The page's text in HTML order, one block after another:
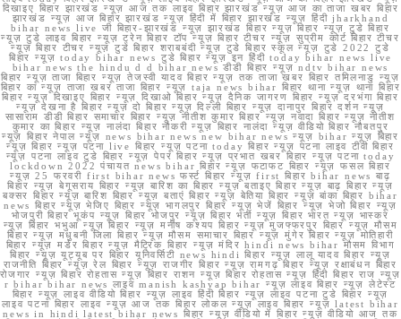
दिखाइए बिहार झारखंड न्यूज़ आज तक लाइव बिहार झारखंड न्यूज़ आज का ताजा खबर बिहार
झारखंड न्यूज़ आज बिहार झारखंड न्यूज़ हिंदी में बिहार झारखंड न्यूज़ हिंदी jharkhand
bihar news live जी बिहार-झारखंड न्यूज़ झारखंड बिहार न्यूज़ बिहार न्यूज़ टुडे बिहार
न्यूज़ टुडे लाइव बिहार न्यूज़ ट्रेन बिहार टॉप न्यूज़ बिहार टीचर न्यूज़ सुप्रीम कोर्ट बिहार टीचर
न्यूज़ बिहार टीचर न्यूज़ टुडे बिहार शराबबंदी न्यूज़ टुडे बिहार स्कूल न्यूज़ टुडे 2022 टुडे
बिहार न्यूज़ today bihar news टुडे बिहार न्यूज़ इन हिंदी today bihar news live
bihar news the hindu d d bihar news डीडी बिहार न्यूज़ ndtv bihar news
बिहार न्यूज़ ताजा बिहार न्यूज़ तेजस्वी यादव बिहार न्यूज़ तक ताजा खबर बिहार तमिलनाडु न्यूज़
बिहार का न्यूज़ ताजा खबर ताजा बिहार न्यूज़ taja news bihar बिहार थाना न्यूज़ थाना बिहार
बिहार न्यूज़ दिखाइए बिहार न्यूज़ दिखाओ बिहार न्यूज़ दैनिक जागरण बिहार न्यूज़ दरभंगा बिहार
न्यूज़ देखना है बिहार न्यूज़ दो बिहार न्यूज़ दिल्ली बिहार न्यूज़ दानापुर बिहार दर्शन न्यूज़
सासाराम डीडी बिहार समाचार बिहार न्यूज़ नीतीश कुमार बिहार न्यूज़ नवादा बिहार न्यूज़ नीतीश
कुमार का बिहार न्यूज़ नालंदा बिहार नौकरी न्यूज़ बिहार नालंदा न्यूज़ वीडियो बिहार नौबतपुर
न्यूज़ बिहार नेपाल न्यूज़ news bihar news new bihar news न्यूज़ bihar न्यूज़ बिहार
न्यूज़ बिहार न्यूज़ पटना live बिहार न्यूज़ पटना today बिहार न्यूज़ पटना लाइव टीवी बिहार
न्यूज़ पटना लाइव टुडे बिहार न्यूज़ पेपर बिहार न्यूज़ प्रभात खबर बिहार न्यूज़ पटना today
lockdown 2022 पंचायत news bihar बिहार न्यूज़ फटाफट बिहार न्यूज़ फसल बिहार
न्यूज़ 25 फरवरी first bihar news फर्स्ट बिहार न्यूज़ first बिहार bihar news बाढ़
बिहार न्यूज़ बेगूसराय बिहार न्यूज़ बारिश का बिहार न्यूज़ बताइए बिहार न्यूज़ बाढ़ बिहार न्यूज़
बक्सर बिहार न्यूज़ बारिश बिहार न्यूज़ बताएं बिहार न्यूज़ बेतिया बिहार न्यूज़ बांका बिहार bihar
news बिहार न्यूज़ भेजिए बिहार न्यूज़ भागलपुर बिहार न्यूज़ भेजें बिहार न्यूज़ भेजो बिहार न्यूज़
भोजपुरी बिहार भूकंप न्यूज़ बिहार भोजपुर न्यूज़ बिहार भर्ती न्यूज़ बिहार भारत न्यूज़ भास्कर
न्यूज़ बिहार भभुआ न्यूज़ बिहार न्यूज़ मनीष कश्यप बिहार न्यूज़ मुजफ्फरपुर बिहार न्यूज़ मौसम
बिहार न्यूज़ मधुबनी जिला बिहार न्यूज़ मौसम समाचार बिहार न्यूज़ मुंगेर बिहार न्यूज़ मोतिहारी
बिहार न्यूज़ मर्डर बिहार न्यूज़ मैट्रिक बिहार न्यूज़ मंदिर hindi news bihar मौसम विभाग
बिहार न्यूज़ यूट्यूब पर बिहार यूनिवर्सिटी news hindi बिहार न्यूज़ लालू यादव बिहार न्यूज़
राजनीति बिहार न्यूज़ रेल बिहार न्यूज़ राजगीर बिहार न्यूज़ रामगढ़ बिहार न्यूज़ रक्षाबंधन बिहार
रोजगार न्यूज़ बिहार रोहतास न्यूज़ बिहार राशन न्यूज़ बिहार रोहतास न्यूज़ हिंदी बिहार राज न्यूज़
r bihar bihar news लाइव manish kashyap bihar न्यूज़ लाइव बिहार न्यूज़ लेटेस्ट
बिहार न्यूज़ लाइव वीडियो बिहार न्यूज़ लाइव हिंदी बिहार न्यूज़ लाइव पटना टुडे बिहार न्यूज़
लाइव पटना बिहार लाइव न्यूज़ आज तक बिहार लोकल न्यूज़ लाइव बिहार न्यूज़ latest bihar
news in hindi latest bihar news बिहार न्यूज़ वीडियो में बिहार न्यूज़ वीडियो आज तक